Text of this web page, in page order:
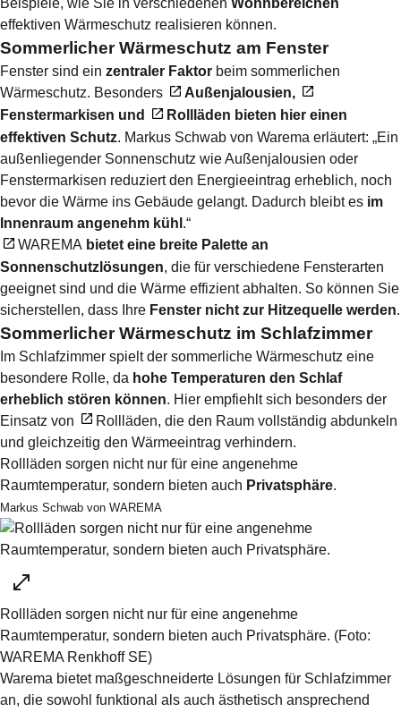
Beispiele, wie Sie in verschiedenen Wohnbereichen
effektiven Wärmeschutz realisieren können.
Sommerlicher Wärmeschutz am Fenster
Fenster sind ein zentraler Faktor beim sommerlichen
Wärmeschutz. Besonders
Außenjalousien,
Fenstermarkisen und Rollläden bieten hier einen
effektiven Schutz. Markus Schwab von Warema erläutert: „Ein
außenliegender Sonnenschutz wie Außenjalousien oder
Fenstermarkisen reduziert den Energieeintrag erheblich, noch
bevor die Wärme ins Gebäude gelangt. Dadurch bleibt es im
Innenraum angenehm kühl .“
WAREMA bietet eine breite Palette an
Sonnenschutzlösungen, die für verschiedene Fensterarten
geeignet sind und die Wärme effizient abhalten. So können Sie
sicherstellen, dass Ihre Fenster nicht zur Hitzequelle werden.
Sommerlicher Wärmeschutz im Schlafzimmer
Im Schlafzimmer spielt der sommerliche Wärmeschutz eine
besondere Rolle, da hohe Temperaturen den Schlaf
erheblich stören können. Hier empfiehlt sich besonders der
Einsatz von
Rollläden, die den Raum vollständig abdunkeln
und gleichzeitig den Wärmeeintrag verhindern.
Rollläden sorgen nicht nur für eine angenehme
Raumtemperatur, sondern bieten auch Privatsphäre.
Markus Schwab von WAREMA
Rollläden sorgen nicht nur für eine angenehme
Raumtemperatur, sondern bieten auch Privatsphäre. (Foto:
WAREMA Renkhoff SE)
Warema bietet maßgeschneiderte Lösungen für Schlafzimmer
an, die sowohl funktional als auch ästhetisch ansprechend